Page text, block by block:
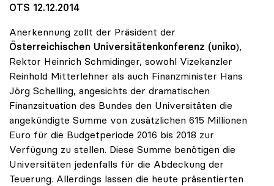
OTS 12.12.2014
Anerkennung zollt der Präsident der
Österreichischen Universitätenkonferenz (uniko),
Rektor Heinrich Schmidinger, sowohl Vizekanzler
Reinhold Mitterlehner als auch Finanzminister Hans
Jörg Schelling, angesichts der dramatischen
Finanzsituation des Bundes den Universitäten die
angekündigte Summe von zusätzlichen 615 Millionen
Euro für die Budgetperiode 2016 bis 2018 zur
Verfügung zu stellen. Diese Summe benötigen die
Universitäten jedenfalls für die Abdeckung der
Teuerung. Allerdings lassen die heute präsentierten